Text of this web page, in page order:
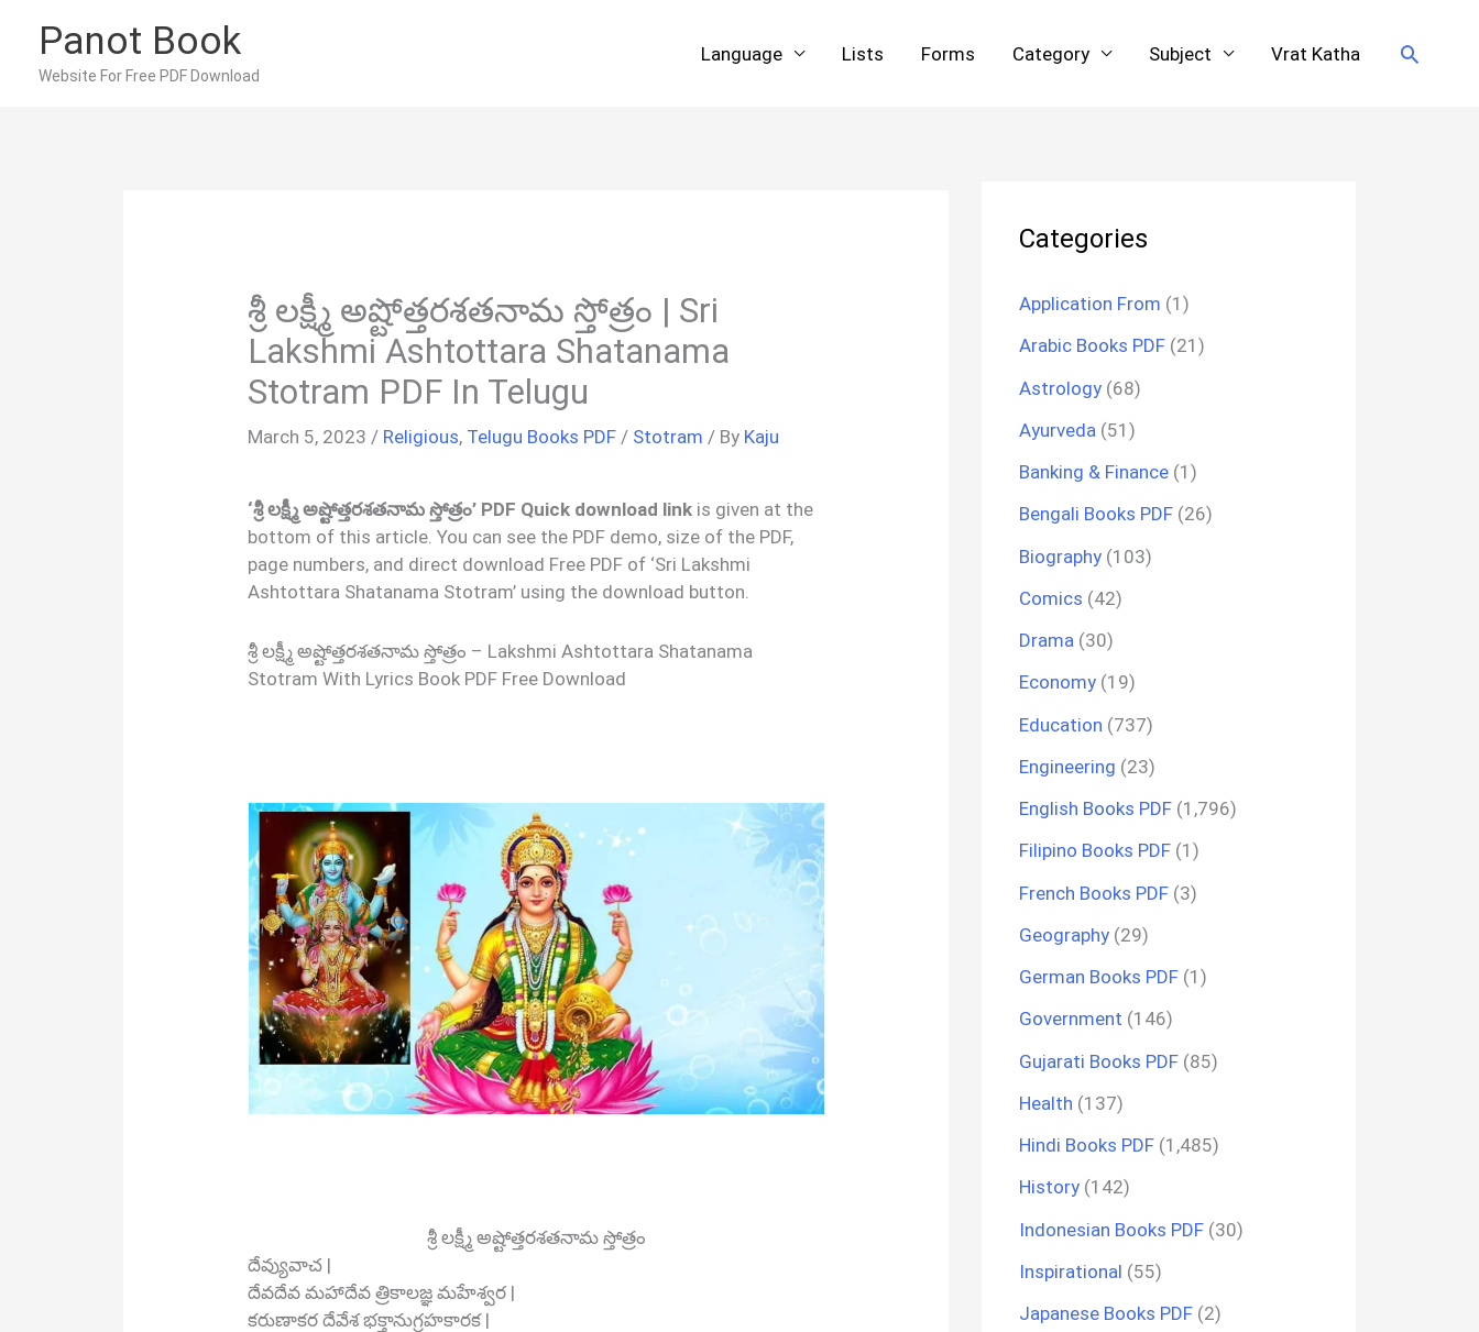
content
Panot Book
Website For Free PDF Download
Language Lists Forms Category Subject Vrat Katha Search
శ్రీ లక్ష్మీ అష్టోత్తరశతనామ స్తోత్రం | Sri
Lakshmi Ashtottara Shatanama
Stotram PDF In Telugu
March 5, 2023 / Religious, Telugu Books PDF / Stotram / By Kaju
‘శ్రీ లక్ష్మీ అష్టోత్తరశతనామ స్తోత్రం’ PDF Quick download link is given at the
bottom of this article. You can see the PDF demo, size of the PDF,
page numbers, and direct download Free PDF of ‘Sri Lakshmi
Ashtottara Shatanama Stotram’ using the download button.
శ్రీ లక్ష్మీ అష్టోత్తరశతనామ స్తోత్రం – Lakshmi Ashtottara Shatanama
Stotram With Lyrics Book PDF Free Download
శ్రీ లక్ష్మీ అష్టోత్తరశతనామ స్తోత్రం
దేవ్యువాచ |
దేవదేవ మహాదేవ త్రికాలజ్ఞ మహేశ్వర |
కరుణాకర దేవేశ భక్తానుగ్రహకారక |
Categories
Application From (1)
Arabic Books PDF (21)
Astrology (68)
Ayurveda (51)
Banking & Finance (1)
Bengali Books PDF (26)
Biography (103)
Comics (42)
Drama (30)
Economy (19)
Education (737)
Engineering (23)
English Books PDF (1,796)
Filipino Books PDF (1)
French Books PDF (3)
Geography (29)
German Books PDF (1)
Government (146)
Gujarati Books PDF (85)
Health (137)
Hindi Books PDF (1,485)
History (142)
Indonesian Books PDF (30)
Inspirational (55)
Japanese Books PDF (2)